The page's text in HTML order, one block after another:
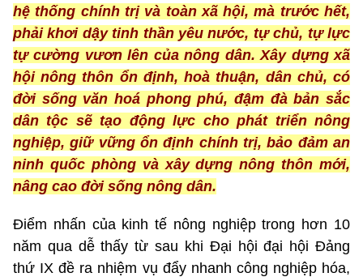
hệ thống chính trị và toàn xã hội, mà trước hết,
phải khơi dậy tinh thần yêu nước, tự chủ, tự lực
tự cường vươn lên của nông dân. Xây dựng xã
hội nông thôn ổn định, hoà thuận, dân chủ, có
đời sống văn hoá phong phú, đậm đà bản sắc
dân tộc sẽ tạo động lực cho phát triển nông
nghiệp, giữ vững ổn định chính trị, bảo đảm an
ninh quốc phòng và xây dựng nông thôn mới,
nâng cao đời sống nông dân.
Điểm nhấn của kinh tế nông nghiệp trong hơn 10
năm qua dễ thấy từ sau khi Đại hội đại hội Đảng
thứ IX đề ra nhiệm vụ đẩy nhanh công nghiệp hóa,